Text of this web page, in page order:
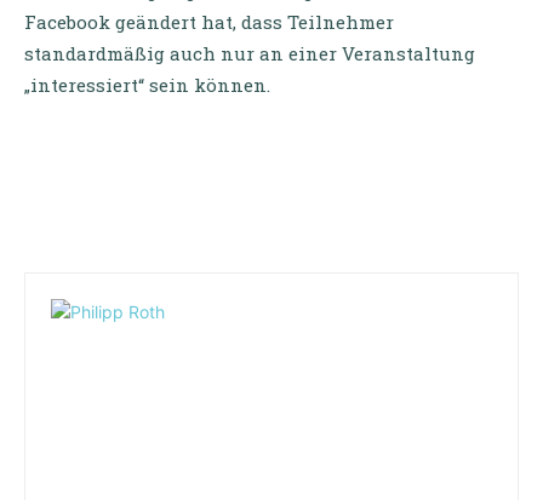
Facebook geändert hat, dass Teilnehmer
standardmäßig auch nur an einer Veranstaltung
„interessiert“ sein können.